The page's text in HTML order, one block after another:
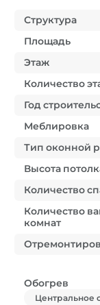
Структура
Площадь
Этаж
Количество
Год
Меблировка
Тип оконной
Высота
Количество
Количество
комнат
Обогрев
Центральное